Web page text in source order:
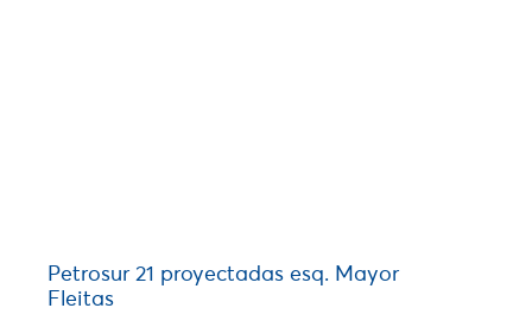
Petrosur 21 proyectadas esq. Mayor
Fleitas